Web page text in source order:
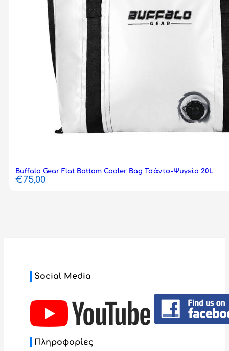
Buffalo Gear Flat Bottom Cooler Bag Τσάντα-Ψυγείο 20L
€75,00
Social Media
Πληροφορίες